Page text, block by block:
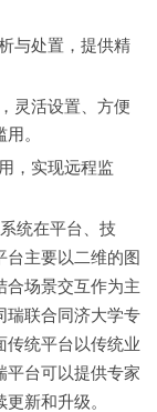
与处置，提供精
灵活设置、方便
。
，实现远程监
统在平台、技
台主要以二维的图
合场景交互作为主
瑞联合同济大学专
传统平台以传统业
平台可以提供专家
新和升级。